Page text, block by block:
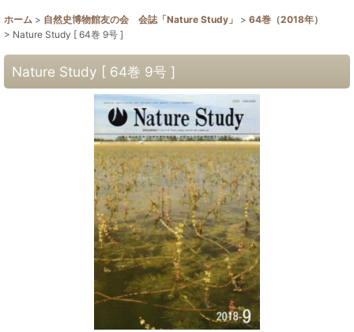
ホーム > 自然史博物館友の会 会誌「Nature Study」 > 64巻（2018年）
> Nature Study [ 64巻 9号 ]
Nature Study [ 64巻 9号 ]